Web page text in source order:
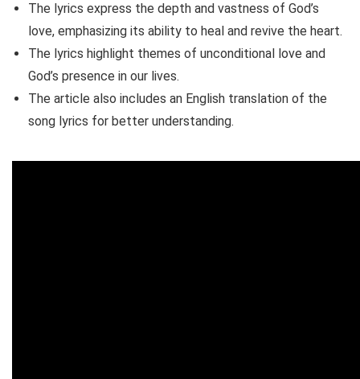
The lyrics express the depth and vastness of God’s
love, emphasizing its ability to heal and revive the heart.
The lyrics highlight themes of unconditional love and
God’s presence in our lives.
The article also includes an English translation of the
song lyrics for better understanding.